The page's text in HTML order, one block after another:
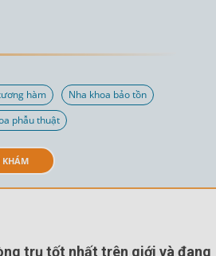
hàm
Nha khoa bảo tồn
phẫu thuật
KHÁM